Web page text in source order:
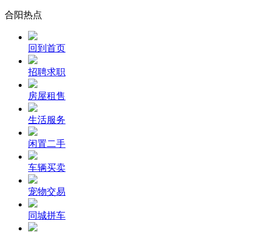
合阳热点
回到首页
招聘求职
房屋租售
生活服务
闲置二手
车辆买卖
宠物交易
同城拼车